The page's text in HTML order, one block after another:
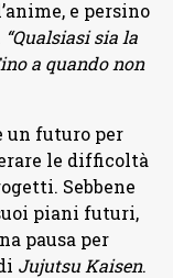
e persino
“Qualsiasi sia la
a quando non
un futuro per
le difficoltà
Sebbene
piani futuri,
pausa per
Jujutsu Kaisen.